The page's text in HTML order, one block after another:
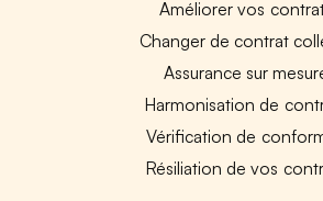
Améliorer vos
Changer de contrat
Assurance sur
Harmonisation de
Vérification de
Résiliation de vos